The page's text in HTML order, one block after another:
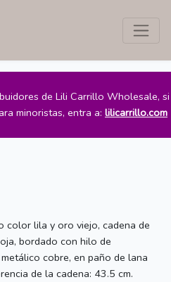
de Lili Carrillo Wholesale, si
minoristas, entra a: lilicarrillo.com
color lila y oro viejo, cadena de
bordado con hilo de
cobre, en paño de lana
de la cadena: 43.5 cm.